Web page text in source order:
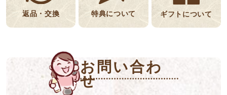
返品・交換 特典について ギフトについて
お問い合わ
せ